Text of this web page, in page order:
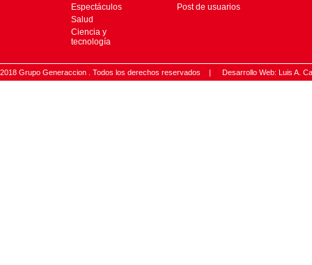
Espectáculos
Salud
Ciencia y
tecnología
Post de usuarios
2018 Grupo Generaccion . Todos los derechos reservados | Desarrollo Web: Luis